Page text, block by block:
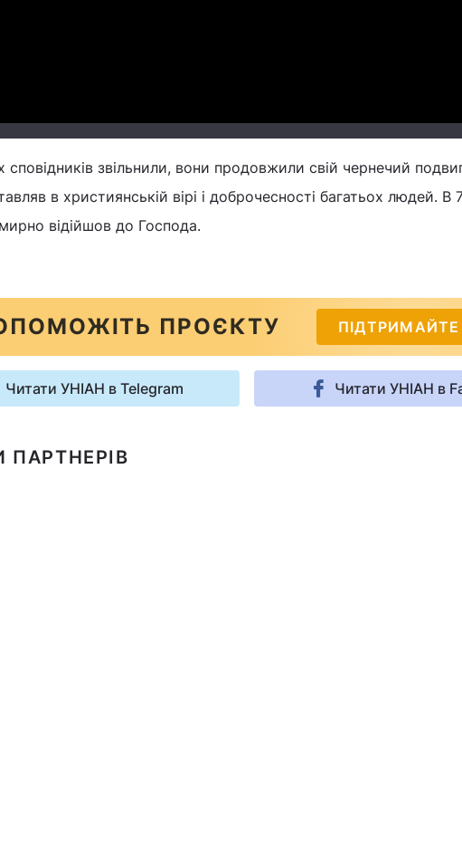
сповідників звільнили, вони продовжили свій чернечий
в християнській вірі і доброчесності багатьох людей. В
відійшов до Господа.
ПРОЄКТУ
Читати УНІАН в Telegram Читати УНІАН в
ПАРТНЕРІВ